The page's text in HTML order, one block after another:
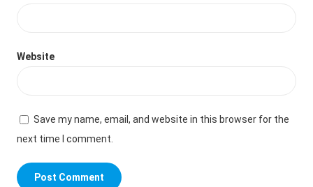
Website
Save my name, email, and website in this browser for the
next time I comment.